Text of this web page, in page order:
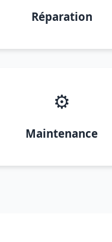
Réparation
⚙️
Maintenance